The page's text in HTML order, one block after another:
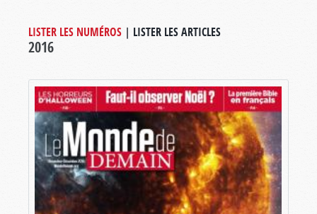
LISTER LES NUMÉROS | LISTER LES ARTICLES
2016